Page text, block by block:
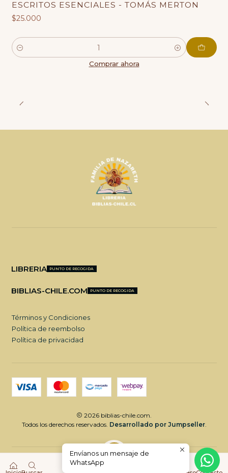
0
ESCRITOS ESENCIALES - TOMÁS MERTON
$25.000
Cantidad
Comprar ahora
LIBRERIA PUNTO DE RECOGIDA
BIBLIAS-CHILE.COM PUNTO DE RECOGIDA
Términos y Condiciones
Política de reembolso
Política de privacidad
2026 biblias-chile.com.
Todos los derechos reservados. Desarrollado por Jumpseller.
VOLVER ARRIBA
Envíanos un mensaje de
WhatsApp